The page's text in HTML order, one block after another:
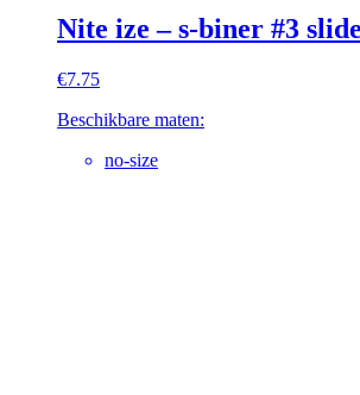
Nite ize – s-biner #3
€7.75
Beschikbare maten:
no-size